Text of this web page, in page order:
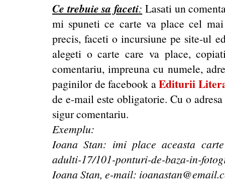
Ce trebuie sa faceti: Lasati un
mi spuneti ce carte va place cel
precis, faceti o incursiune pe site-ul
alegeti o carte care va place,
comentariu, impreuna cu numele,
paginilor de facebook aEditurii
de e-mail este obligatorie. Cu o
sigur comentariu.
Exemplu:
Ioana Stan: imi place aceasta
adulti-17/101-ponturi-de-baza-in-
Ioana Stan, e-mail: